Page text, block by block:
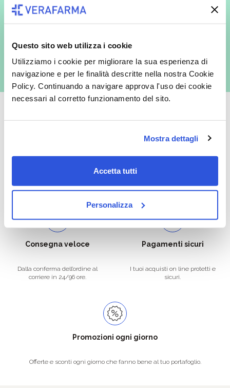
Questo sito web utilizza i cookie
Utilizziamo i cookie per migliorare la sua esperienza di
navigazione e per le finalità descritte nella nostra Cookie
Policy. Continuando a navigare approva l'uso dei cookie
necessari al corretto funzionamento del sito.
Mostra dettagli
Accetta tutti
Personalizza
espressamente al trattamento dei miei dati personali per finalità
marketing (con modalità telematiche - quali ad es. newsletter ed e-mail
con inviti e comunicazioni commerciali - e modalità tradizionali, quali ad
es. posta cartacea)
Catalogo prodotti ampio e completo
per soddisfare tutte le esigenze.
Spedizione gratuita
Con un acquisto minimo di 29.90 €
la spedizione la regaliamo noi.
Spedizioni in tutta Europa a 20€.
Consegna veloce
Dalla conferma dell’ordine al
corriere in 24/96 ore.
Pagamenti sicuri
I tuoi acquisti on line protetti e
sicuri.
Promozioni ogni giorno
Offerte e sconti ogni giorno che fanno bene al tuo portafoglio.